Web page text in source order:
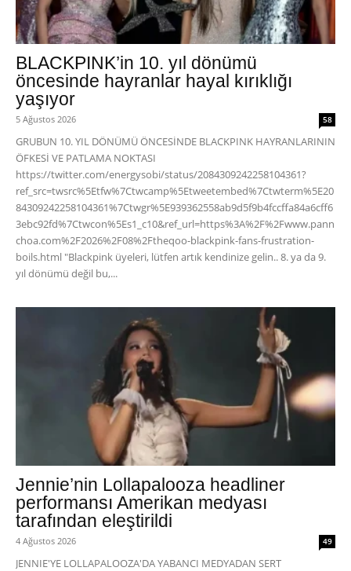
BLACKPINK’in 10. yıl dönümü
öncesinde hayranlar hayal kırıklığı
yaşıyor
5 Ağustos 2026 58
GRUBUN 10. YIL DÖNÜMÜ ÖNCESİNDE BLACKPINK HAYRANLARININ
ÖFKESİ VE PATLAMA NOKTASI
https://twitter.com/energysobi/status/2084309242258104361?
ref_src=twsrc%5Etfw%7Ctwcamp%5Etweetembed%7Ctwterm%5E20
84309242258104361%7Ctwgr%5E939362558ab9d5f9b4fccffa84a6cff6
3ebc92fd%7Ctwcon%5Es1_c10&ref_url=https%3A%2F%2Fwww.pann
choa.com%2F2026%2F08%2Ftheqoo-blackpink-fans-frustration-
boils.html "Blackpink üyeleri, lütfen artık kendinize gelin.. 8. ya da 9.
yıl dönümü değil bu,...
Jennie’nin Lollapalooza headliner
performansı Amerikan medyası
tarafından eleştirildi
4 Ağustos 2026 49
JENNIE'YE LOLLAPALOOZA'DA YABANCI MEDYADAN SERT